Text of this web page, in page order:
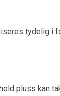
tydelig i
pluss kan